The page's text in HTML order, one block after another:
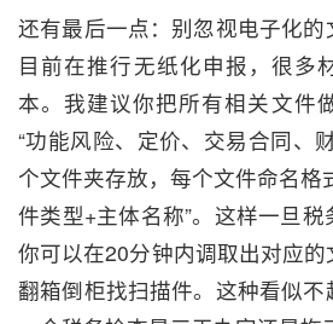
还有最后一点：别忽视电子化
目前在推行无纸化申报，很多
本。我建议你把所有相关文件
“功能风险、定价、交易合同、
个文件夹存放，每个文件命名格
件类型+主体名称”。这样一旦税
你可以在20分钟内调取出对应
翻箱倒柜找扫描件。这种看似